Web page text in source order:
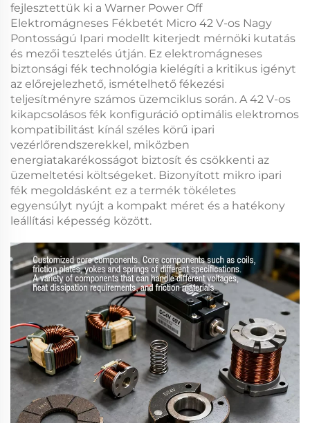
fejlesztettük ki a Warner Power Off
Elektromágneses Fékbetét Micro 42 V-os Nagy
Pontosságú Ipari modellt kiterjedt mérnöki kutatás
és mezői tesztelés útján. Ez elektromágneses
biztonsági fék technológia kielégíti a kritikus igényt
az előrejelezhető, ismételhető fékezési
teljesítményre számos üzemciklus során. A 42 V-os
kikapcsolásos fék konfiguráció optimális elektromos
kompatibilitást kínál széles körű ipari
vezérlőrendszerekkel, miközben
energiatakarékosságot biztosít és csökkenti az
üzemeltetési költségeket. Bizonyított mikro ipari
fék megoldásként ez a termék tökéletes
egyensúlyt nyújt a kompakt méret és a hatékony
leállítási képesség között.